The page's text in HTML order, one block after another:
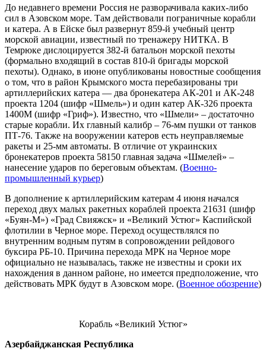
До недавнего времени Россия не разворачивала каких-либо
сил в Азовском море. Там действовали пограничные корабли
и катера. А в Ейске был развернут 859-й учебный центр
морской авиации, известный по тренажеру НИТКА. В
Темрюке дислоцируется 382-й батальон морской пехоты
(формально входящий в состав 810-й бригады морской
пехоты). Однако, в июне опубликованы новостные сообщения
о том, что в район Крымского моста перебазированы три
артиллерийских катера — два бронекатера АК-201 и АК-248
проекта 1204 (шифр «Шмель») и один катер АК-326 проекта
1400М (шифр «Гриф»). Известно, что «Шмели» – достаточно
старые корабли. Их главный калибр – 76-мм пушки от танков
ПТ-76. Также на вооружении катеров есть неуправляемые
ракеты и 25-мм автоматы. В отличие от украинских
бронекатеров проекта 58150 главная задача «Шмелей» –
нанесение ударов по береговым объектам. (Военно-
промышленный курьер)
В дополнение к артиллерийским катерам 4 июня начался
переход двух малых ракетных кораблей проекта 21631 (шифр
«Буян-М») «Град Свияжск» и «Великий Устюг» Каспийской
флотилии в Черное море. Переход осуществлялся по
внутренним водным путям в сопровождении рейдового
буксира РБ-10. Причина перехода МРК на Черное море
официально не называлась, также не известны и сроки их
нахождения в данном районе, но имеется предположение, что
действовать МРК будут в Азовском море. (Военное обозрение)
Корабль «Великий Устюг»
Азербайджанская Республика